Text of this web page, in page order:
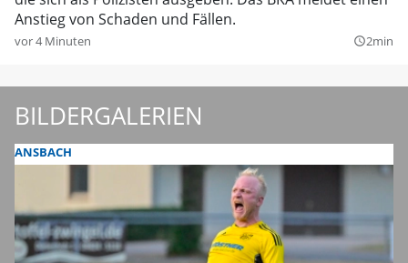
Anstieg von Schaden und Fällen.
vor 4 Minuten query_builder2min
BILDERGALERIEN
ANSBACH